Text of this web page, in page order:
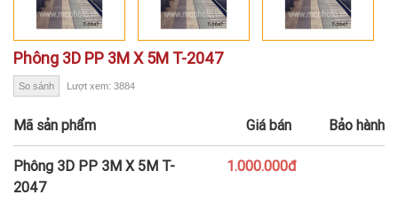
Phông 3D PP 3M X 5M T-2047
So sánh Lượt xem: 3884
Mã sản phẩm Giá bán Bảo hành
Phông 3D PP 3M X 5M T-
2047
1.000.000đ